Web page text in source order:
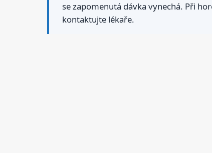
se zapomenutá dávka vynechá. Při
kontaktujte lékaře.